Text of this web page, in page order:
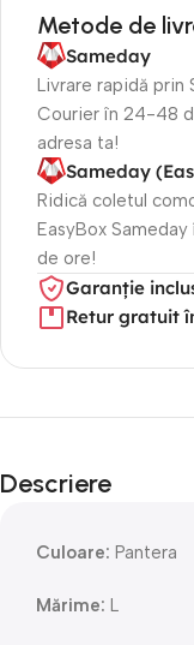
Metode de
Sameday
Livrare rapidă prin
Courier în 24-48
adresa ta!
Sameday
Ridică coletul
EasyBox
de ore!
Garanție
Retur gratuit
Descriere
Culoare: Pantera
Mărime: L